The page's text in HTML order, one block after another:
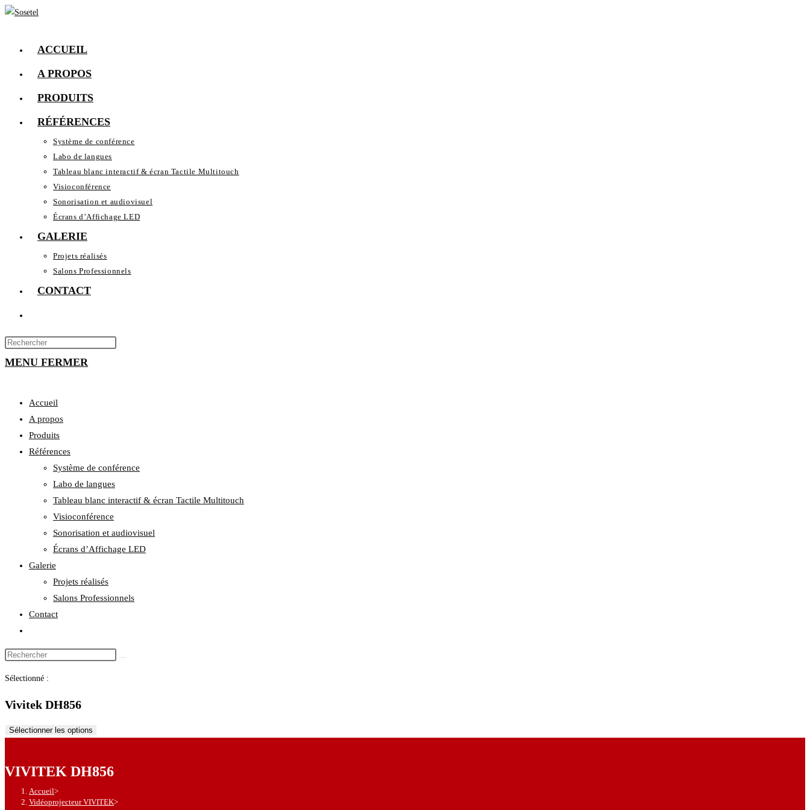
Skip
ACCUEIL
A PROPOS
PRODUITS
RÉFÉRENCES
Système de conférence
Labo de langues
Tableau blanc interactif & écran Tactile Multitouch
Visioconférence
Sonorisation et audiovisuel
Écrans d’Affichage LED
GALERIE
Projets réalisés
Salons Professionnels
CONTACT
WEBSITE
SEARCH
MENU FERMER
Accueil
A propos
Produits
Références
Système de conférence
Labo de langues
Tableau blanc interactif & écran Tactile Multitouch
Visioconférence
Sonorisation et audiovisuel
Écrans d’Affichage LED
Galerie
Projets réalisés
Salons Professionnels
Contact
search
Rechercher
site
Sélectionné :
Vivitek DH856
Sélectionner les options
VIVITEK DH856
Accueil>
Vidéoprojecteur VIVITEK>